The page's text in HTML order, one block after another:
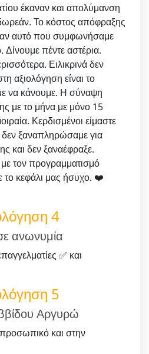
έκαναν και απολύμανση
Το κόστος απόφραξης
αυτό που συμφωνήσαμε
Δίνουμε πέντε αστέρια.
Ειλικρινά δεν
αξιολόγηση είναι το
να κάνουμε. Η σύναψη
με το μήνα με μόνο 15
Κερδισμένοι είμαστε
ξαναπληρώσαμε για
και δεν ξαναέφραξε.
τον προγραμματισμό
το κεφάλι μας ήσυχο. ❤️
4
ανωνυμία
✅ και
5
Αργυρώ
και στην